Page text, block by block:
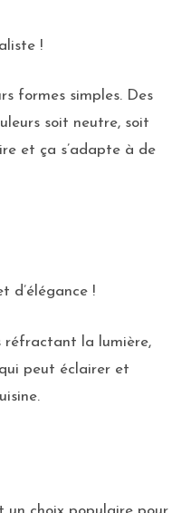
!
formes simples. Des
soit neutre, soit
et ça s’adapte à de
d’élégance !
réfractant la lumière,
peut éclairer et